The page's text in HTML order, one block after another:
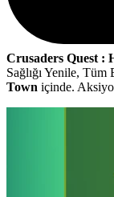
Crusaders Quest :
Sağlığı Yenile,
Town içinde.